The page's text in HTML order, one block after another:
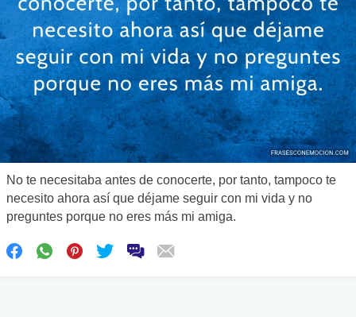
No te necesitaba antes de conocerte, por tanto, tampoco te
necesito ahora así que déjame seguir con mi vida y no
preguntes porque no eres más mi amiga.